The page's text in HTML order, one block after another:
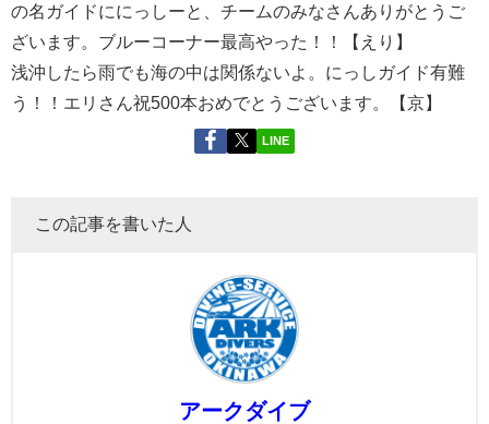
の名ガイドににっしーと、チームのみなさんありがとうご
ざいます。ブルーコーナー最高やった！！【えり】
浅沖したら雨でも海の中は関係ないよ。にっしガイド有難
う！！エリさん祝500本おめでとうございます。【京】
LINE
この記事を書いた人
アークダイブ